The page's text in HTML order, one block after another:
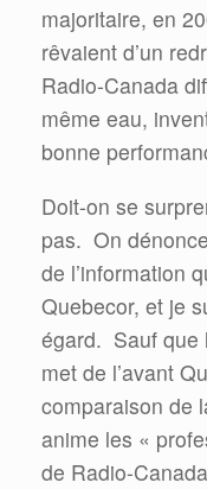
majoritaire, en
rêvaient d’un
Radio-Canada
même eau,
bonne
Doit-on se
pas. On
de l’information
Quebecor, et je
égard. Sauf que
met de l’avant
comparaison de
anime les «
de Radio-